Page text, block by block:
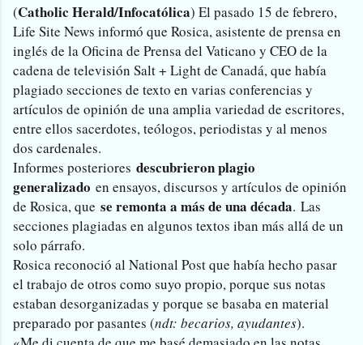
(Catholic Herald/Infocatólica) El pasado 15 de febrero,
Life Site News informó que Rosica, asistente de prensa en
inglés de la Oficina de Prensa del Vaticano y CEO de la
cadena de televisión Salt + Light de Canadá, que había
plagiado secciones de texto en varias conferencias y
artículos de opinión de una amplia variedad de escritores,
entre ellos sacerdotes, teólogos, periodistas y al menos
dos cardenales.
Informes posteriores descubrieron plagio
generalizado en ensayos, discursos y artículos de opinión
de Rosica, que se remonta a más de una década. Las
secciones plagiadas en algunos textos iban más allá de un
solo párrafo.
Rosica reconoció al National Post que había hecho pasar
el trabajo de otros como suyo propio, porque sus notas
estaban desorganizadas y porque se basaba en material
preparado por pasantes (ndt: becarios, ayudantes).